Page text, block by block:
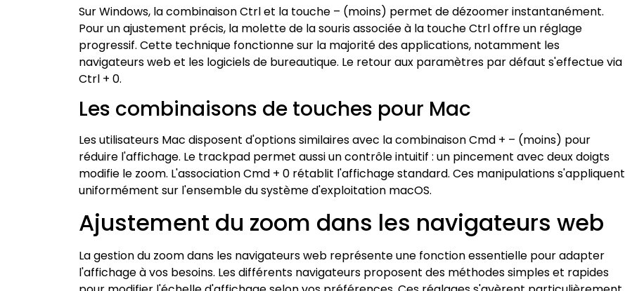
Sur Windows, la combinaison Ctrl et la touche – (moins) permet de dézoomer instantanément.
Pour un ajustement précis, la molette de la souris associée à la touche Ctrl offre un réglage
progressif. Cette technique fonctionne sur la majorité des applications, notamment les
navigateurs web et les logiciels de bureautique. Le retour aux paramètres par défaut s'effectue via
Ctrl + 0.
Les combinaisons de touches pour Mac
Les utilisateurs Mac disposent d'options similaires avec la combinaison Cmd + – (moins) pour
réduire l'affichage. Le trackpad permet aussi un contrôle intuitif : un pincement avec deux doigts
modifie le zoom. L'association Cmd + 0 rétablit l'affichage standard. Ces manipulations s'appliquent
uniformément sur l'ensemble du système d'exploitation macOS.
Ajustement du zoom dans les navigateurs web
La gestion du zoom dans les navigateurs web représente une fonction essentielle pour adapter
l'affichage à vos besoins. Les différents navigateurs proposent des méthodes simples et rapides